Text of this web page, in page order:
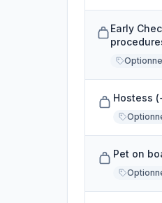
Early
Hostess
Pet on